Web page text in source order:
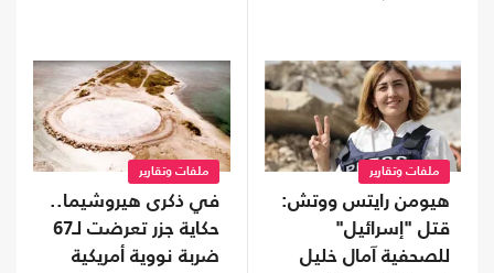
ملفات وتقارير
هيومن رايتس ووتش:
قتل "إسرائيل"
للصحفية آمال خليل
ملفات وتقارير
في ذكرى هيروشيما..
حكاية جزر تعرضت لـ67
ضربة نووية أمريكية